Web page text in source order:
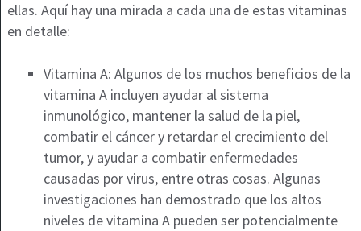
ellas. Aquí hay una mirada a cada una de estas vitaminas
en detalle:
Vitamina A: Algunos de los muchos beneficios de la
vitamina A incluyen ayudar al sistema
inmunológico, mantener la salud de la piel,
combatir el cáncer y retardar el crecimiento del
tumor, y ayudar a combatir enfermedades
causadas por virus, entre otras cosas. Algunas
investigaciones han demostrado que los altos
niveles de vitamina A pueden ser potencialmente